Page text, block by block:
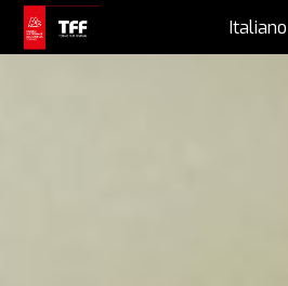
Italiano